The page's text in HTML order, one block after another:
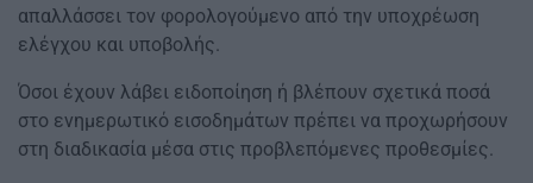
απαλλάσσει τον φορολογούμενο από την υποχρέωση
ελέγχου και υποβολής.
Όσοι έχουν λάβει ειδοποίηση ή βλέπουν σχετικά ποσά
στο ενημερωτικό εισοδημάτων πρέπει να προχωρήσουν
στη διαδικασία μέσα στις προβλεπόμενες προθεσμίες.